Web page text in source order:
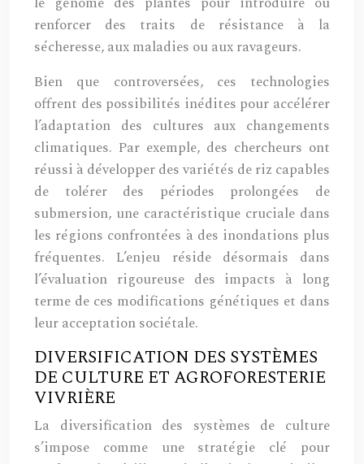
renforcer des traits de résistance à la
sécheresse, aux maladies ou aux ravageurs.
Bien que controversées, ces technologies
offrent des possibilités inédites pour accélérer
l’adaptation des cultures aux changements
climatiques. Par exemple, des chercheurs ont
réussi à développer des variétés de riz capables
de tolérer des périodes prolongées de
submersion, une caractéristique cruciale dans
les régions confrontées à des inondations plus
fréquentes. L’enjeu réside désormais dans
l’évaluation rigoureuse des impacts à long
terme de ces modifications génétiques et dans
leur acceptation sociétale.
DIVERSIFICATION DES SYSTÈMES
DE CULTURE ET AGROFORESTERIE
VIVRIÈRE
La diversification des systèmes de culture
s’impose comme une stratégie clé pour